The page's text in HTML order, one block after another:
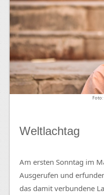
Weltlachtag
Am ersten Sonntag im
Ausgerufen und
das damit verbundene